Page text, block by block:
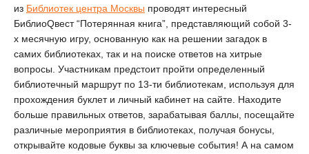
из Библиотек центра Москвы проводят интересный
БиблиоQвест “Потерянная книга”, представляющий собой 3-
х месячную игру, основанную как на решении загадок в
самих библиотеках, так и на поиске ответов на хитрые
вопросы. Участникам предстоит пройти определенный
библиотечный маршрут по 13-ти библиотекам, используя для
прохождения буклет и личный кабинет на сайте. Находите
больше правильных ответов, зарабатывая баллы, посещайте
различные мероприятия в библиотеках, получая бонусы,
открывайте кодовые буквы за ключевые события! А на самом